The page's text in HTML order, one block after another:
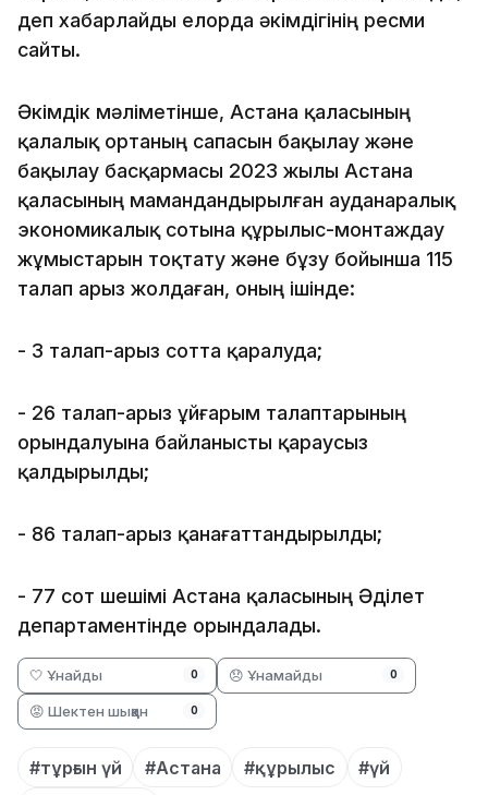
деп хабарлайды елорда әкімдігінің ресми
сайты.
Әкімдік мәліметінше, Астана қаласының
қалалық ортаның сапасын бақылау және
бақылау басқармасы 2023 жылы Астана
қаласының мамандандырылған ауданаралық
экономикалық сотына құрылыс-монтаждау
жұмыстарын тоқтату және бұзу бойынша 115
талап арыз жолдаған, оның ішінде:
- 3 талап-арыз сотта қаралуда;
- 26 талап-арыз ұйғарым талаптарының
орындалуына байланысты қараусыз
қалдырылды;
- 86 талап-арыз қанағаттандырылды;
- 77 сот шешімі Астана қаласының Әділет
департаментінде орындалады.
🤍 Ұнайды 0 😞 Ұнамайды 0
😡 Шектен шыққан 0
#тұрғын үй #Астана #құрылыс
#үй